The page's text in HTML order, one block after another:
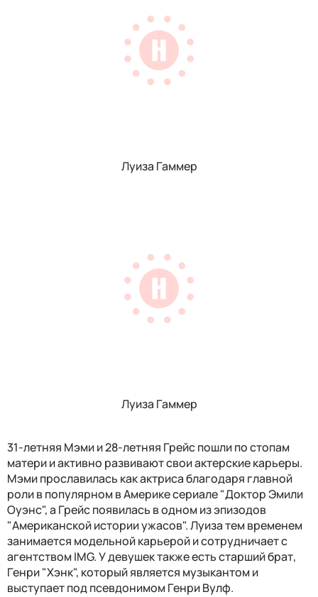
Луиза Гаммер
Луиза Гаммер
31-летняя Мэми и 28-летняя Грейс пошли по стопам
матери и активно развивают свои актерские карьеры.
Мэми прославилась как актриса благодаря главной
роли в популярном в Америке сериале "Доктор Эмили
Оуэнс", а Грейс появилась в одном из эпизодов
"Американской истории ужасов". Луиза тем временем
занимается модельной карьерой и сотрудничает с
агентством IMG. У девушек также есть старший брат,
Генри "Хэнк", который является музыкантом и
выступает под псевдонимом Генри Вулф.